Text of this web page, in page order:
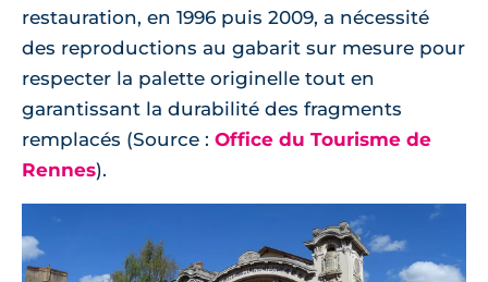
restauration, en 1996 puis 2009, a nécessité
des reproductions au gabarit sur mesure pour
respecter la palette originelle tout en
garantissant la durabilité des fragments
remplacés (Source : Office du Tourisme de
Rennes).